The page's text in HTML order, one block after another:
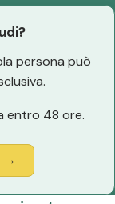
persona può
entro 48 ore.
→